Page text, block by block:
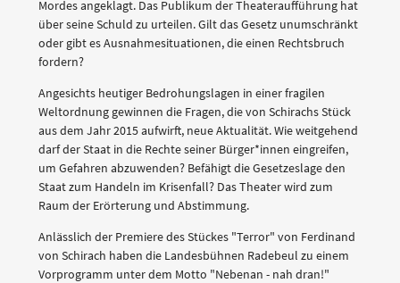
Mordes angeklagt. Das Publikum der Theateraufführung hat
über seine Schuld zu urteilen. Gilt das Gesetz unumschränkt
oder gibt es Ausnahmesituationen, die einen Rechtsbruch
fordern?
Angesichts heutiger Bedrohungslagen in einer fragilen
Weltordnung gewinnen die Fragen, die von Schirachs Stück
aus dem Jahr 2015 aufwirft, neue Aktualität. Wie weitgehend
darf der Staat in die Rechte seiner Bürger*innen eingreifen,
um Gefahren abzuwenden? Befähigt die Gesetzeslage den
Staat zum Handeln im Krisenfall? Das Theater wird zum
Raum der Erörterung und Abstimmung.
Anlässlich der Premiere des Stückes "Terror" von Ferdinand
von Schirach haben die Landesbühnen Radebeul zu einem
Vorprogramm unter dem Motto "Nebenan - nah dran!"